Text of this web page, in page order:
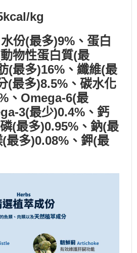
kg
份(最多)9%、蛋白
物性蛋白質(最
(最多)16%、纖維(最
(最多)8.5%、碳水化
、Omega-6(最
3(最少)0.4%、鈣
(最多)0.95%、鈉(最
最多)0.08%、鉀(最